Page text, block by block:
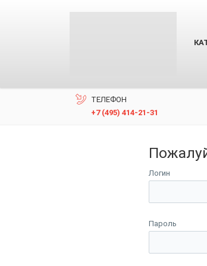
ТЕЛЕФОН
+7 (495) 414-21-31
Логин
Пароль